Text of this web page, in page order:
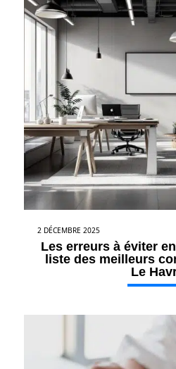
2 DÉCEMBRE 2025
Les erreurs à éviter
liste des meilleurs
Le